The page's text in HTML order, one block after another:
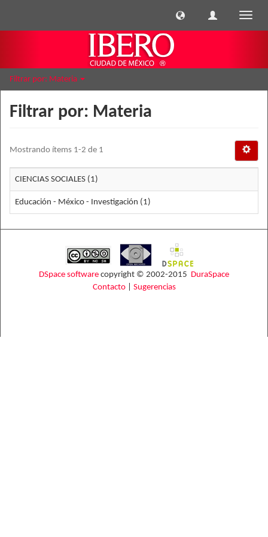
Filtrar por: Materia
Filtrar por: Materia
Mostrando ítems 1-2 de 1
CIENCIAS SOCIALES (1)
Educación - México - Investigación (1)
DSpace software copyright © 2002-2015 DuraSpace
Contacto| Sugerencias